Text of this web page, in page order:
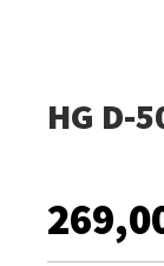
HG D-